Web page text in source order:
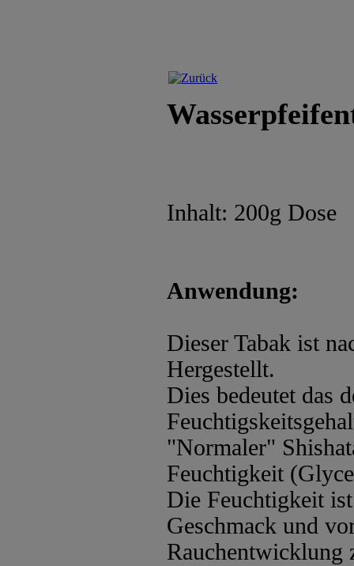
Inhalt: 200g Dose
Anwendung:
Dieser Tabak ist
Hergestellt.
Dies bedeutet das
"Normaler"
Feuchtigkeit
Die Feuchtigkeit
Geschmack und
Rauchentwicklung